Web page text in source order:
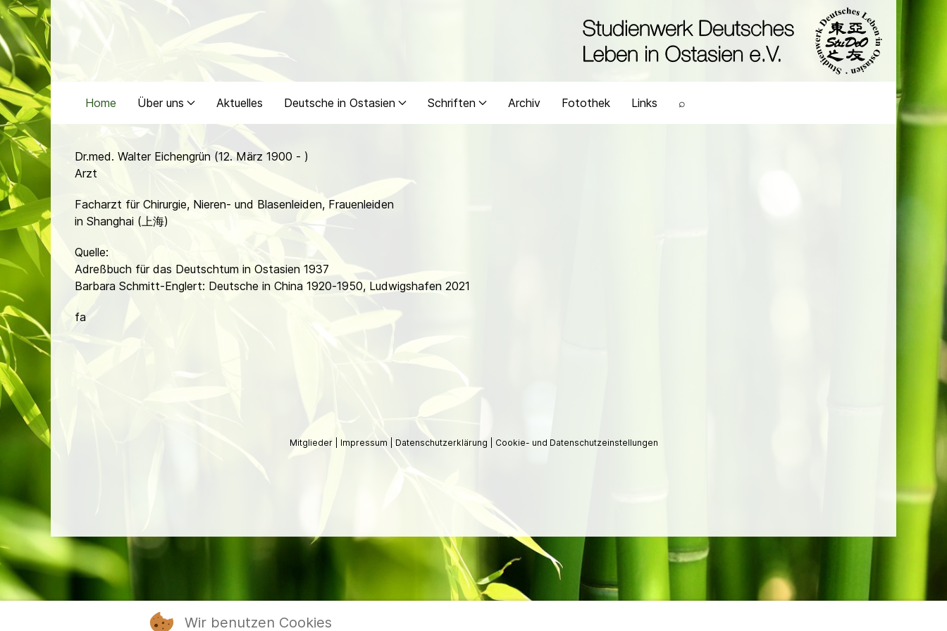
Home Über uns Aktuelles Deutsche in Ostasien Schriften Archiv Fotothek Links ⌕
Dr.med. Walter Eichengrün (12. März 1900 - )
Arzt
Facharzt für Chirurgie, Nieren- und Blasenleiden, Frauenleiden
in Shanghai (上海)
Quelle:
Adreßbuch für das Deutschtum in Ostasien 1937
Barbara Schmitt-Englert: Deutsche in China 1920-1950, Ludwigshafen 2021
fa
Mitglieder Impressum Datenschutzerklärung Cookie- und Datenschutzeinstellungen
Wir benutzen Cookies